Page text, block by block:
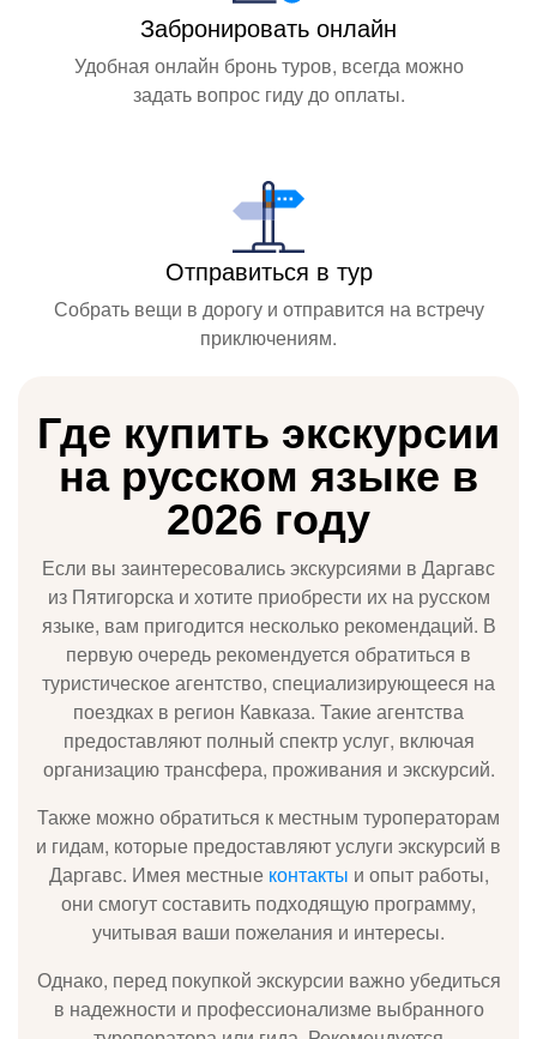
Забронировать онлайн
Удобная онлайн бронь туров, всегда можно
задать вопрос гиду до оплаты.
Отправиться в тур
Собрать вещи в дорогу и отправится на встречу
приключениям.
Где купить экскурсии
на русском языке в
2026 году
Если вы заинтересовались экскурсиями в Даргавс
из Пятигорска и хотите приобрести их на русском
языке, вам пригодится несколько рекомендаций. В
первую очередь рекомендуется обратиться в
туристическое агентство, специализирующееся на
поездках в регион Кавказа. Такие агентства
предоставляют полный спектр услуг, включая
организацию трансфера, проживания и экскурсий.
Также можно обратиться к местным туроператорам
и гидам, которые предоставляют услуги экскурсий в
Даргавс. Имея местные контакты и опыт работы,
они смогут составить подходящую программу,
учитывая ваши пожелания и интересы.
Однако, перед покупкой экскурсии важно убедиться
в надежности и профессионализме выбранного